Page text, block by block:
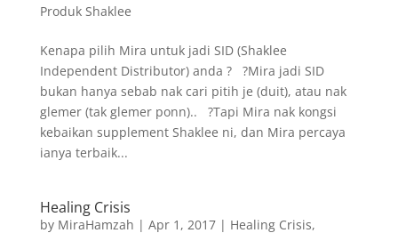
Produk Shaklee
Kenapa pilih Mira untuk jadi SID (Shaklee
Independent Distributor) anda ? ?Mira jadi SID
bukan hanya sebab nak cari pitih je (duit), atau nak
glemer (tak glemer ponn).. ?Tapi Mira nak kongsi
kebaikan supplement Shaklee ni, dan Mira percaya
ianya terbaik...
Healing Crisis
by MiraHamzah | Apr 1, 2017| Healing Crisis,